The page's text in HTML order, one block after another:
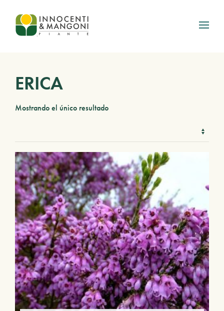
Skip to main content
ERICA
Mostrando el único resultado